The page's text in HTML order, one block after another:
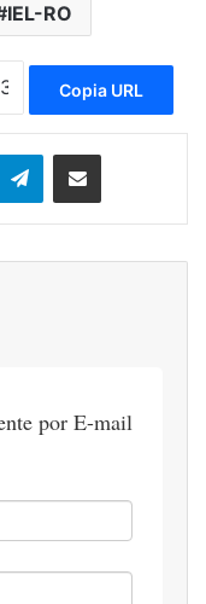
IEL-RO
Copia URL
TelegramCompartilhar via e-mail